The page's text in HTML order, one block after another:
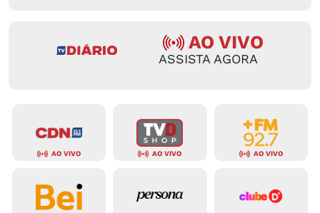
AO VIVO
ASSISTA AGORA
AO VIVO AO VIVO AO VIVO